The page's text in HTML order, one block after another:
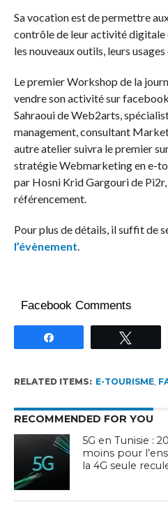
Sa vocation est de permettre
contrôle de leur activité digitale
les nouveaux outils, leurs
Le premier Workshop de la
vendre son activité sur
Sahraoui de Web2arts,
management, consultant
autre atelier suivra le premier
stratégie Webmarketing en e-
par Hosni Krid Gargouri de
référencement.
Pour plus de détails, il suffit de
l’évènement.
Facebook Comments
RELATED ITEMS: E-TOURISME,
RECOMMENDED FOR YOU
5G en Tunisie :
moins pour
la 4G seule